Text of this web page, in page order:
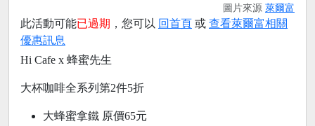
圖片來源 萊爾富
此活動可能已過期 ，您可以 回首頁 或 查看萊爾富相關
優惠訊息
Hi Cafe x 蜂蜜先生
大杯咖啡全系列第2件5折
大蜂蜜拿鐵 原價65元